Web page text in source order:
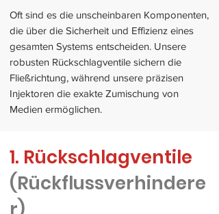
Oft sind es die unscheinbaren Komponenten,
die über die Sicherheit und Effizienz eines
gesamten Systems entscheiden. Unsere
robusten Rückschlagventile sichern die
Fließrichtung, während unsere präzisen
Injektoren die exakte Zumischung von
Medien ermöglichen.
1. Rückschlagventile
(Rückflussverhindere